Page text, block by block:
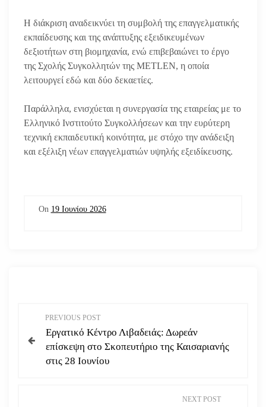
Η διάκριση αναδεικνύει τη συμβολή της επαγγελματικής
εκπαίδευσης και της ανάπτυξης εξειδικευμένων
δεξιοτήτων στη βιομηχανία, ενώ επιβεβαιώνει το έργο
της Σχολής Συγκολλητών της METLEN, η οποία
λειτουργεί εδώ και δύο δεκαετίες.
Παράλληλα, ενισχύεται η συνεργασία της εταιρείας με το
Ελληνικό Ινστιτούτο Συγκολλήσεων και την ευρύτερη
τεχνική εκπαιδευτική κοινότητα, με στόχο την ανάδειξη
και εξέλιξη νέων επαγγελματιών υψηλής εξειδίκευσης.
On 19 Ιουνίου 2026
λ
PREVIOUS POST
Εργατικό Κέντρο Λιβαδειάς: Δωρεάν
επίσκεψη στο Σκοπευτήριο της Καισαριανής
στις 28 Ιουνίου
NEXT POST